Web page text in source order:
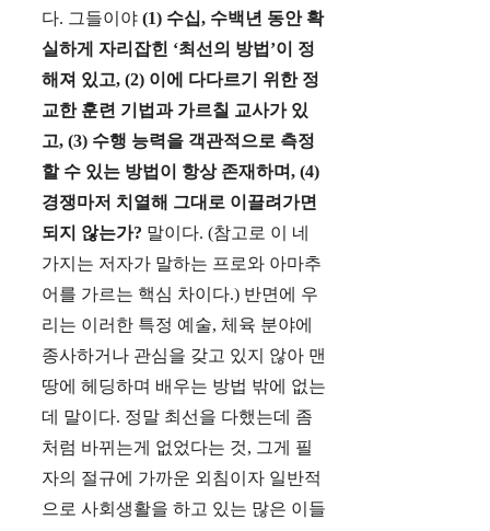
다. 그들이야 (1) 수십, 수백년 동안 확
실하게 자리잡힌 ‘최선의 방법’이 정
해져 있고, (2) 이에 다다르기 위한 정
교한 훈련 기법과 가르칠 교사가 있
고, (3) 수행 능력을 객관적으로 측정
할 수 있는 방법이 항상 존재하며, (4)
경쟁마저 치열해 그대로 이끌려가면
되지 않는가? 말이다. (참고로 이 네
가지는 저자가 말하는 프로와 아마추
어를 가르는 핵심 차이다.) 반면에 우
리는 이러한 특정 예술, 체육 분야에
종사하거나 관심을 갖고 있지 않아 맨
땅에 헤딩하며 배우는 방법 밖에 없는
데 말이다. 정말 최선을 다했는데 좀
처럼 바뀌는게 없었다는 것, 그게 필
자의 절규에 가까운 외침이자 일반적
으로 사회생활을 하고 있는 많은 이들